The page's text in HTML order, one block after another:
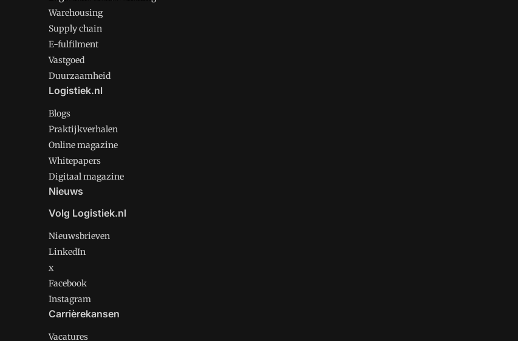
Warehousing
Supply chain
E-fulfilment
Vastgoed
Duurzaamheid
Logistiek.nl
Blogs
Praktijkverhalen
Online magazine
Whitepapers
Digitaal magazine
Nieuws
Volg Logistiek.nl
Nieuwsbrieven
LinkedIn
x
Facebook
Instagram
Carrièrekansen
Vacatures